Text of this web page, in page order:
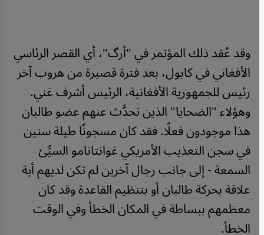
وقد عُقد ذلك المؤتمر في "أرگ"، أي القصر الرئاسي
الأفغاني في كابول، بعد فترة قصيرة من هروب آخر
رئيس للجمهورية الأفغانية، الرئيس أشرف غني.
وهؤلاء "الضحايا" الذين تحدَّث عنهم عضو طالبان
هذا موجودون فعلًا. فقد كان مسجونًا طيلة سنين
في سجن التعذيب الأمريكي غوانتانامو السيِّئ
السمعة - إلى جانب رجال آخرين لم تكن لديهم أية
علاقة بحركة طالبان أو بتنظيم القاعدة وقد كان
معظمهم ببساطة في المكان الخطأ وفي الوقت
الخطأ.